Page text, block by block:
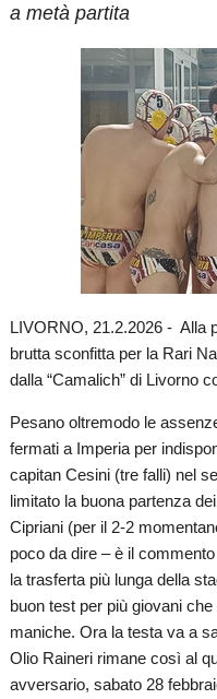
a metà partita
LIVORNO, 21.2.2026 - Alla
brutta sconfitta per la Rari
dalla “Camalich” di Livorno
Pesano oltremodo le
fermati a Imperia per
capitan Cesini (tre falli) nel
limitato la buona partenza
Cipriani (per il 2-2
poco da dire – è il
la trasferta più lunga della
buon test per più giovani
maniche. Ora la testa va a
Olio Raineri rimane così al
avversario, sabato 28